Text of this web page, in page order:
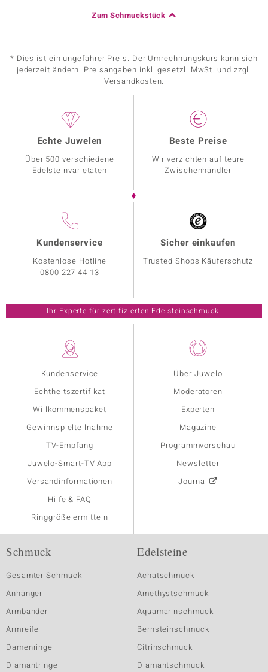
Zum Schmuckstück
* Dies ist ein ungefährer Preis. Der Umrechnungskurs kann sich
jederzeit ändern. Preisangaben inkl. gesetzl. MwSt. und zzgl.
Versandkosten.
Kundenservice
Echtheitszertifikat
Willkommenspaket
Gewinnspielteilnahme
TV-Empfang
Juwelo-Smart-TV App
Versandinformationen
Hilfe & FAQ
Ringgröße ermitteln
Über Juwelo
Moderatoren
Experten
Magazine
Programmvorschau
Newsletter
Journal
Echte Juwelen
Über 500 verschiedene
Edelsteinvarietäten
Beste Preise
Wir verzichten auf teure
Zwischenhändler
Kundenservice
Kostenlose Hotline
0800 227 44 13
Sicher einkaufen
Trusted Shops Käuferschutz
Ihr Experte für zertifizierten Edelsteinschmuck.
Schmuck
Gesamter Schmuck
Anhänger
Armbänder
Armreife
Damenringe
Diamantringe
Edelsteine
Achatschmuck
Amethystschmuck
Aquamarinschmuck
Bernsteinschmuck
Citrinschmuck
Diamantschmuck